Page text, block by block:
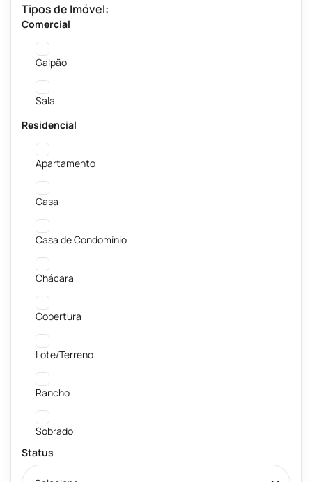
Tipos de Imóvel:
Comercial
Galpão
Sala
Residencial
Apartamento
Casa
Casa de Condomínio
Chácara
Cobertura
Lote/Terreno
Rancho
Sobrado
Status